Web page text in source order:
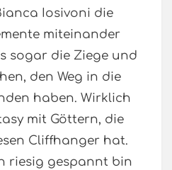
Iosivoni die
miteinander
sogar die Ziege und
den Weg in die
haben. Wirklich
mit Göttern, die
Cliffhanger hat.
riesig gespannt bin